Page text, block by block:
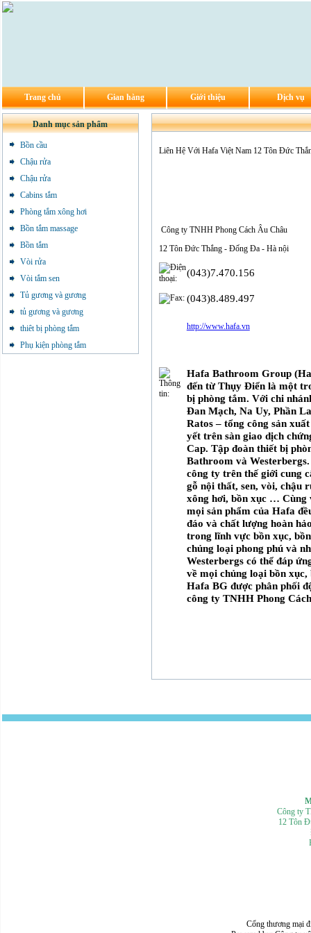
Trang chủ Gian hàng Giới thiệu Dịch vụ
Danh mục sản phẩm
Bồn cầu
Chậu rửa
Chậu rửa
Cabins tắm
Phòng tắm xông hơi
Bồn tắm massage
Bồn tắm
Vòi rửa
Vòi tắm sen
Tủ gương và gương
tủ gương và gương
thiêt bị phòng tắm
Phụ kiện phòng tắm
Liên Hệ Với Hafa Việt Nam 12 Tôn Đức
Công ty TNHH Phong Cách Âu Châu
12 Tôn Đức Thắng - Đống Đa - Hà nội
(043)7.470.156
(043)8.489.497­
http://www.hafa.vn
Hafa Bathroom Group
đến từ Thụy Điển là một
bị phòng tắm. Với chi
Đan Mạch, Na Uy, Phần
Ratos – tổng công sản
yết trên sàn giao dịch
Cap. Tập đoàn thiết bị
Bathroom và
công ty trên thế giới cung
gỗ nội thất, sen, vòi, chậu
xông hơi, bồn xục … Cùng
mọi sản phẩm của Hafa
đáo và chất lượng hoàn
trong lĩnh vực bồn xục,
chủng loại phong phú và
Westerbergs có thể đáp
về mọi chủng loại bồn
Hafa BG được phân phối
công ty TNHH Phong
Mọi
Công ty
12 Tôn
Cổng thương mại